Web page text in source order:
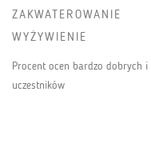
ZAKWATEROWANIE
WYŻYWIENIE
Procent ocen bardzo dobrych
uczestników